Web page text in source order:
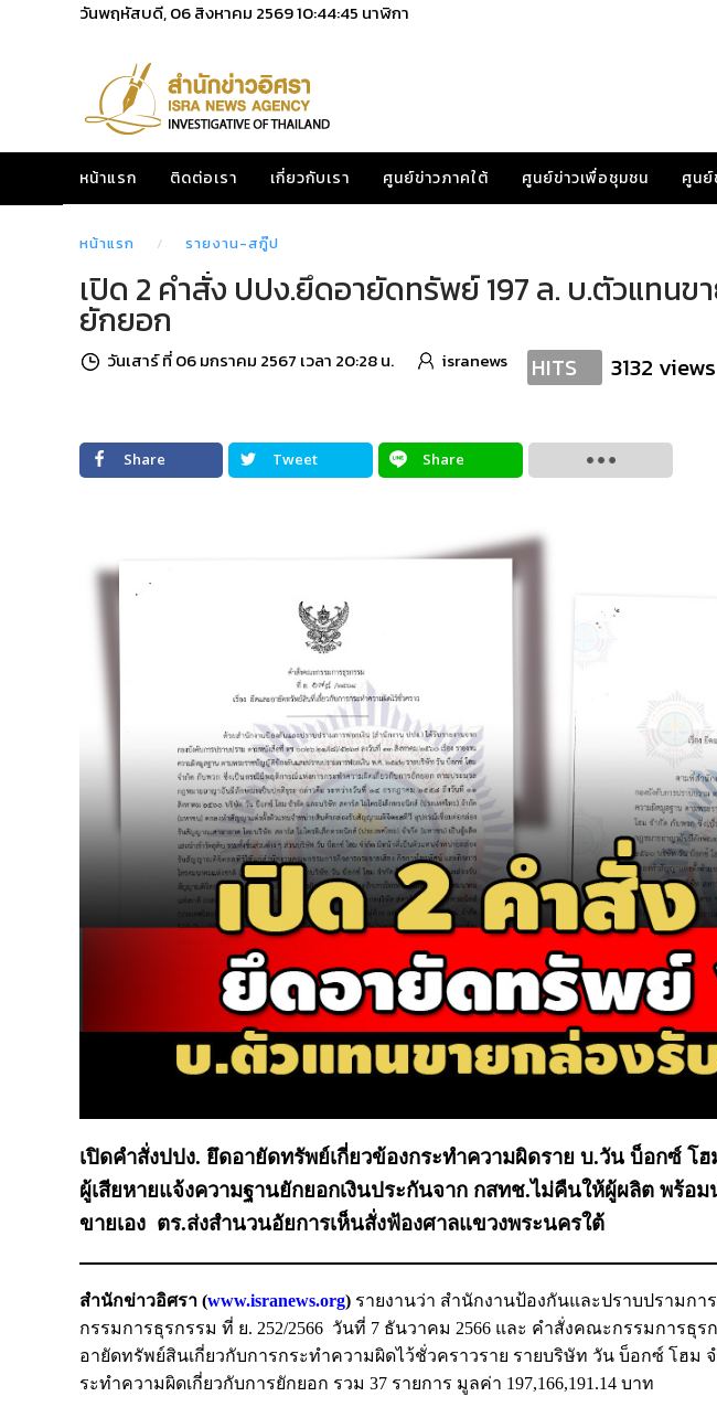
วันพฤหัสบดี, 06 สิงหาคม 256910:44:46 นาฬิกา
หน้าแรก ติดต่อเรา เกี่ยวกับเรา ศูนย์ข่าวภาคใต้ ศูนย์ข่าวเพื่อชุมชน ศูนย์
หน้าแรก รายงาน-สกู๊ป
เปิด 2 คำสั่ง ปปง.ยึดอายัดทรัพย์ 197 ล. บ.ตัวแทน
ยักยอก
วันเสาร์ ที่ 06 มกราคม 2567 เวลา 20:28 น. isranews HITS 3132 views
Share Tweet Share
เปิดคำสั่งปปง. ยึดอายัดทรัพย์เกี่ยวข้องกระทำความผิดราย บ.วัน บ็อกซ์ โ
ผู้เสียหายแจ้งความฐานยักยอกเงินประกันจาก กสทช.ไม่คืนให้ผู้ผลิต พร้
ขายเอง ตร.ส่งสำนวนอัยการเห็นสั่งฟ้องศาลแขวงพระนครใต้
สำนักข่าวอิศรา (www.isranews.org) รายงานว่า สำนักงานป้องกันและปราบปรามก
กรรมการธุรกรรม ที่ ย. 252/2566 วันที่ 7 ธันวาคม 2566 และ คำสั่งคณะกรรมการธุร
อายัดทรัพย์สินเกี่ยวกับการกระทำความผิดไว้ชั่วคราวราย รายบริษัท วัน บ็อกซ์ โฮ
ระทำความผิดเกี่ยวกับการยักยอก รวม 37 รายการ มูลค่า 197,166,191.14 บาท